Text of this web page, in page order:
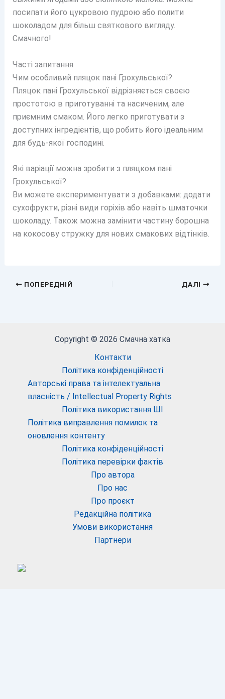
посипати його цукровою пудрою або полити
шоколадом для більш святкового вигляду.
Смачного!
Часті запитання
Чим особливий пляцок пані Грохульської?
Пляцок пані Грохульської відрізняється своєю
простотою в приготуванні та насиченим, але
приємним смаком. Його легко приготувати з
доступних інгредієнтів, що робить його ідеальним
для будь-якої господині.
Які варіації можна зробити з пляцком пані
Грохульської?
Ви можете експериментувати з добавками: додати
сухофрукти, різні види горіхів або навіть шматочки
шоколаду. Також можна замінити частину борошна
на кокосову стружку для нових смакових відтінків.
ПОПЕРЕДНІЙ ДАЛІ
Copyright © 2026 Смачна хатка
Контакти
Політика конфіденційності
Авторські права та інтелектуальна
власність / Intellectual Property Rights
Політика використання ШІ
Політика виправлення помилок та
оновлення контенту
Політика конфіденційності
Політика перевірки фактів
Про автора
Про нас
Про проєкт
Редакційна політика
Умови використання
Партнери